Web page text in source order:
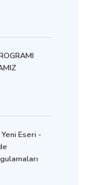
Yeni Eseri -